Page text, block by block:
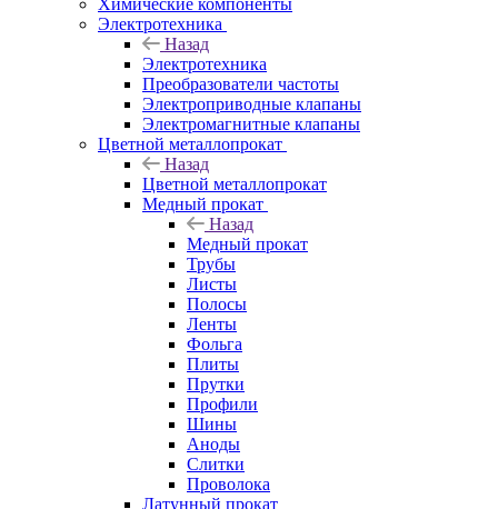
Химические компоненты
Электротехника
Назад
Электротехника
Преобразователи частоты
Электроприводные клапаны
Электромагнитные клапаны
Цветной металлопрокат
Назад
Цветной металлопрокат
Медный прокат
Назад
Медный прокат
Трубы
Листы
Полосы
Ленты
Фольга
Плиты
Прутки
Профили
Шины
Аноды
Слитки
Проволока
Латунный прокат